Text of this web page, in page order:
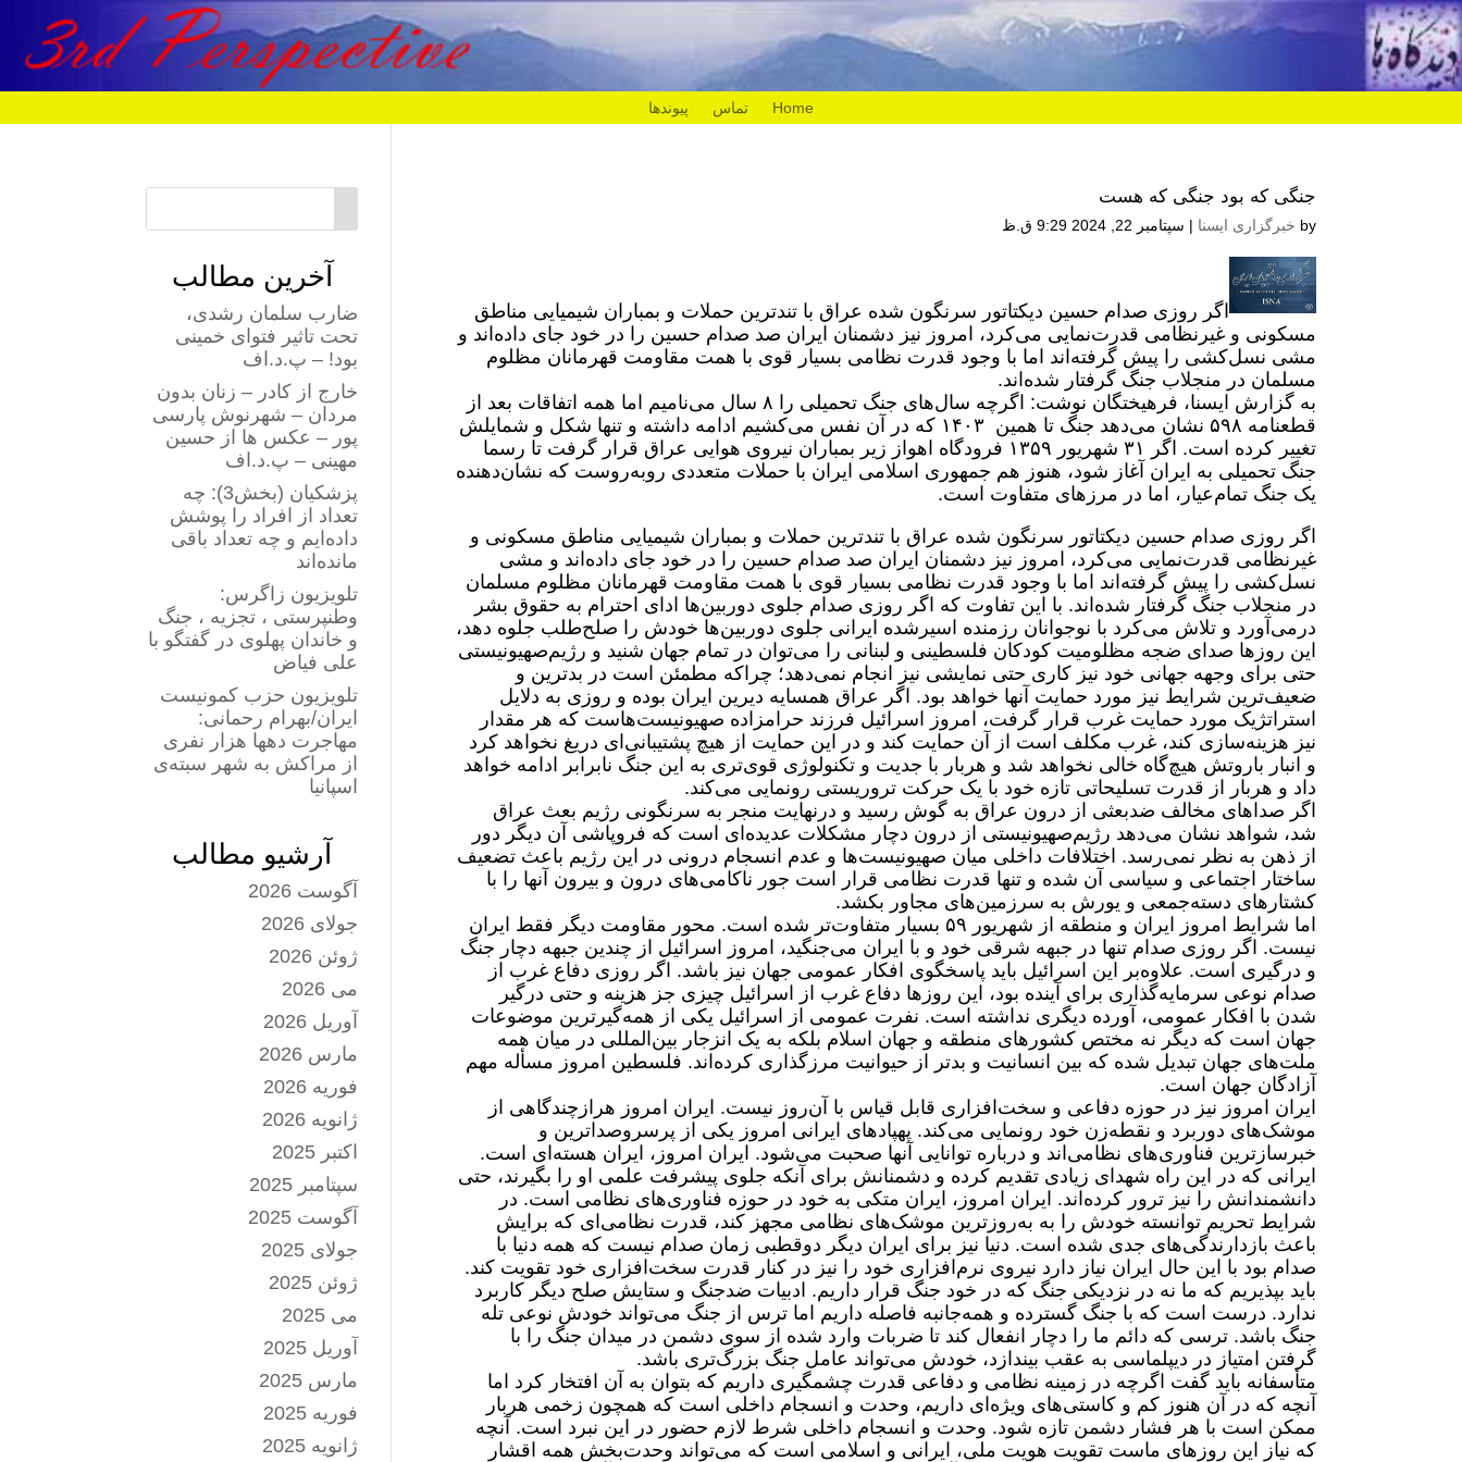
Home تماس پیوندها
جنگی که بود جنگی که هست
by خبرگزاری ایسنا | سپتامبر 22, 2024 9:29 ق.ظ
اگر روزی صدام حسین دیکتاتور سرنگون شده عراق با تندترین حملات و بمباران شیمیایی مناطق
مسکونی و غیرنظامی قدرت‌نمایی می‌کرد، امروز نیز دشمنان ایران صد صدام حسین را در خود جای داده‌اند و
مشی نسل‌کشی را پیش گرفته‌اند اما با وجود قدرت‌ نظامی بسیار قوی با همت مقاومت قهرمانان مظلوم
مسلمان در منجلاب جنگ گرفتار شده‌اند.
به گزارش ایسنا، فرهیختگان نوشت: اگرچه سال‌های جنگ تحمیلی را ۸ سال می‌نامیم اما همه اتفاقات بعد از
قطعنامه ۵۹۸ نشان می‌دهد جنگ تا همین ۱۴۰۳‌ که در آن نفس می‌کشیم ادامه داشته و تنها شکل و شمایلش
تغییر کرده ‌است. اگر ۳۱ شهریور ۱۳۵۹ فرودگاه اهواز زیر بمباران نیروی هوایی عراق قرار گرفت تا رسما
جنگ تحمیلی به ایران آغاز شود، هنوز هم جمهوری اسلامی ایران با حملات متعددی روبه‌روست که نشان‌دهنده
یک جنگ تمام‌عیار، اما در مرزهای متفاوت است.
اگر روزی صدام حسین دیکتاتور سرنگون شده عراق با تندترین حملات و بمباران شیمیایی مناطق مسکونی و
غیرنظامی قدرت‌نمایی می‌کرد، امروز نیز دشمنان ایران صد صدام حسین را در خود جای داده‌اند و مشی
نسل‌کشی را پیش گرفته‌اند اما با وجود قدرت‌ نظامی بسیار قوی با همت مقاومت قهرمانان مظلوم مسلمان
در منجلاب جنگ گرفتار شده‌اند. با این تفاوت که اگر روزی صدام جلوی دوربین‌ها ادای احترام به حقوق بشر
درمی‌آورد و تلاش می‌کرد با نوجوانان رزمنده اسیرشده ایرانی جلوی دوربین‌ها خودش را صلح‌طلب جلوه دهد،
این روزها صدای ضجه مظلومیت کودکان فلسطینی و لبنانی را می‌توان در تمام جهان شنید و رژیم‌صهیونیستی
حتی برای وجهه جهانی خود نیز کاری حتی نمایشی نیز انجام نمی‌دهد؛ چراکه مطمئن است در بدترین و
ضعیف‌ترین شرایط نیز مورد حمایت آنها خواهد بود. اگر عراق همسایه دیرین ایران بوده و روزی به دلایل
استراتژیک مورد حمایت غرب قرار گرفت، امروز اسرائیل فرزند حرامزاده صهیونیست‌هاست که هر مقدار
نیز هزینه‌سازی کند، غرب مکلف است از آن حمایت کند و در این حمایت از هیچ پشتیبانی‌ای دریغ نخواهد کرد
و انبار باروتش هیچ‌گاه خالی نخواهد شد و هربار با جدیت و تکنولوژی قوی‌تری به این جنگ نابرابر ادامه خواهد
داد و هربار از قدرت تسلیحاتی تازه خود با یک حرکت تروریستی رونمایی می‌کند.
اگر صداهای مخالف ضدبعثی از درون عراق به گوش رسید و درنهایت منجر به سرنگونی رژیم بعث عراق
شد، شواهد نشان می‌دهد رژیم‌صهیونیستی از درون دچار مشکلات عدیده‌ای ‌است که فروپاشی آن دیگر دور
از ذهن به نظر نمی‌رسد. اختلافات داخلی میان صهیونیست‌ها و عدم انسجام درونی در این رژیم باعث تضعیف
ساختار اجتماعی و سیاسی آن شده‌ و تنها قدرت نظامی قرار است جور ناکامی‌های درون و بیرون آنها را با
کشتارهای دسته‌جمعی و یورش به سرزمین‌های مجاور بکشد.
اما شرایط امروز ایران و منطقه از شهریور ۵۹ بسیار متفاوت‌تر شده‌ است. محور مقاومت دیگر فقط ایران
نیست. اگر روزی صدام تنها در جبهه شرقی خود و با ایران می‌جنگید، امروز اسرائیل از چندین جبهه دچار جنگ
و درگیری است. علاوه‌بر این اسرائیل باید پاسخگوی افکار عمومی جهان نیز باشد. اگر روزی دفاع غرب از
صدام نوعی سرمایه‌گذاری برای آینده بود، این روزها دفاع غرب از اسرائیل چیزی جز هزینه‌ و حتی درگیر
شدن با افکار عمومی، آورده دیگری نداشته‌ است. نفرت عمومی از اسرائیل یکی از همه‌گیرترین موضوعات
جهان است که دیگر نه مختص کشورهای منطقه و جهان اسلام بلکه به یک انزجار بین‌المللی در میان همه
ملت‌های جهان تبدیل شده که بین انسانیت و بدتر از حیوانیت مرزگذاری کرده‌اند. فلسطین امروز مسأله مهم
آزادگان جهان است.
ایران امروز نیز در حوزه دفاعی و سخت‌افزاری قابل قیاس با آن‌روز نیست. ایران امروز هرازچندگاهی از
موشک‌های دوربرد و نقطه‌زن خود رونمایی می‌کند. پهپادهای ایرانی امروز یکی از پرسروصداترین و
خبرسازترین فناوری‌های نظامی‌اند و درباره توانایی‌ آنها صحبت می‌شود. ایران امروز، ایران هسته‌ای است.
ایرانی که در این راه شهدای زیادی تقدیم کرده و دشمنانش برای آنکه جلوی پیشرفت علمی او را بگیرند، حتی
دانشمندانش را نیز ترور کرده‌اند. ایران امروز، ایران متکی به خود در حوزه فناوری‌های نظامی است. در
شرایط تحریم توانسته خودش را به به‌روزترین موشک‌های نظامی مجهز کند، قدرت نظامی‌ای که برایش
باعث بازدارندگی‌های جدی شده ‌است. دنیا نیز برای ایران دیگر دوقطبی زمان صدام نیست که همه دنیا با
صدام بود با این حال ایران نیاز دارد نیروی نرم‌افزاری خود را نیز در کنار قدرت سخت‌افزاری خود تقویت کند.
باید بپذیریم که ما نه در نزدیکی جنگ که در خود جنگ قرار داریم. ادبیات ضدجنگ و ستایش صلح دیگر کاربرد
ندارد. درست است که با جنگ گسترده و همه‌جانبه فاصله داریم اما ترس از جنگ می‌تواند خودش نوعی تله
جنگ باشد. ترسی که دائم ما را دچار انفعال کند تا ضربات وارد شده از سوی دشمن در میدان جنگ را با
گرفتن امتیاز در دیپلماسی به عقب بیندازد، خودش می‌تواند عامل جنگ بزرگ‌تری باشد.
متأسفانه باید گفت اگرچه در زمینه نظامی و دفاعی قدرت چشمگیری داریم که بتوان به آن افتخار کرد اما
آنچه که در آن هنوز کم و کاستی‌های ویژه‌ای داریم، وحدت و انسجام داخلی است که همچون زخمی هربار
ممکن است با هر فشار دشمن تازه شود. وحدت و انسجام داخلی شرط لازم حضور در این نبرد است. آنچه
که نیاز این روزهای ماست تقویت هویت ملی، ایرانی و اسلامی است که می‌تواند وحدت‌بخش همه اقشار
آخرین مطالب
ضارب سلمان رشدی،
تحت تاثیر فتوای خمینی
بود! – پ.د.اف
خارج از کادر – زنان بدون
مردان – شهرنوش پارسی
پور – عکس ها از حسین
مهینی – پ.د.اف
پزشکیان (بخش3): چه
تعداد از افراد را پوشش
داده‌ایم و چه تعداد باقی
مانده‌اند
تلویزیون زاگرس:
وطنپرستی ، تجزیه ، جنگ
و خاندان پهلوی در گفتگو با
علی فیاض
تلویزیون حزب کمونیست
ایران/بهرام رحمانی:
مهاجرت دهها هزار نفری
از مراکش به شهر سبته‌ی
اسپانیا
آرشیو مطالب
آگوست 2026
جولای 2026
ژوئن 2026
می 2026
آوریل 2026
مارس 2026
فوریه 2026
ژانویه 2026
اکتبر 2025
سپتامبر 2025
آگوست 2025
جولای 2025
ژوئن 2025
می 2025
آوریل 2025
مارس 2025
فوریه 2025
ژانویه 2025